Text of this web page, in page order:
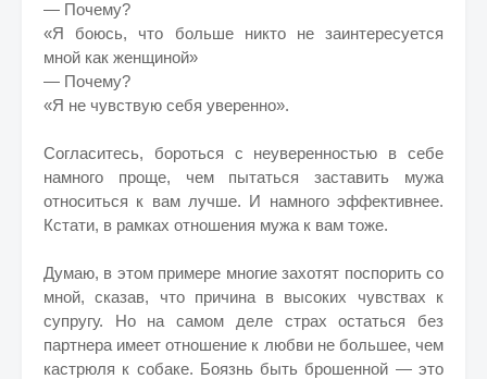
— Почему?
«Я боюсь, что больше никто не заинтересуется
мной как женщиной»
— Почему?
«Я не чувствую себя уверенно».
Согласитесь, бороться с неуверенностью в себе
намного проще, чем пытаться заставить мужа
относиться к вам лучше. И намного эффективнее.
Кстати, в рамках отношения мужа к вам тоже.
Думаю, в этом примере многие захотят поспорить со
мной, сказав, что причина в высоких чувствах к
супругу. Но на самом деле страх остаться без
партнера имеет отношение к любви не большее, чем
кастрюля к собаке. Боязнь быть брошенной — это